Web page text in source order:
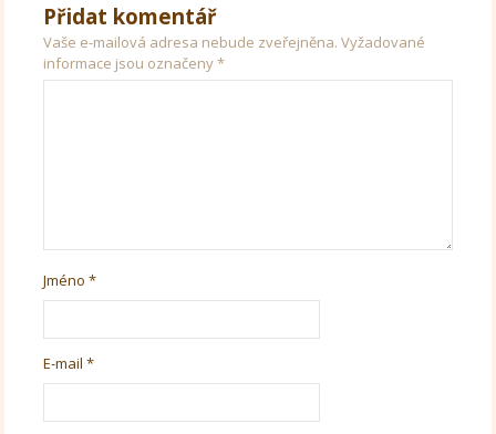
Přidat komentář
Vaše e-mailová adresa nebude zveřejněna. Vyžadované
informace jsou označeny*
Jméno*
E-mail*